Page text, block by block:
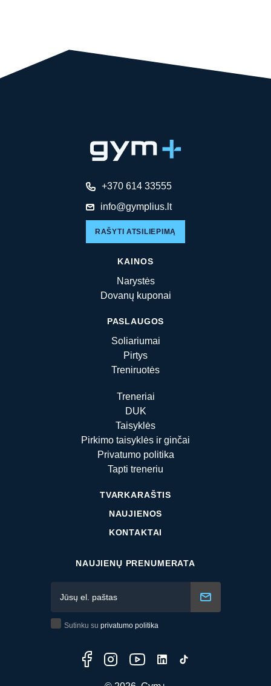
+370 614 33555
info@gymplius.lt
RAŠYTI ATSILIEPIMĄ
KAINOS
Narystės
Dovanų kuponai
PASLAUGOS
Soliariumai
Pirtys
Treniruotės
Treneriai
DUK
Taisyklės
Pirkimo taisyklės ir ginčai
Privatumo politika
Tapti treneriu
TVARKARAŠTIS
NAUJIENOS
KONTAKTAI
NAUJIENŲ PRENUMERATA
Sutinku su privatumo politika